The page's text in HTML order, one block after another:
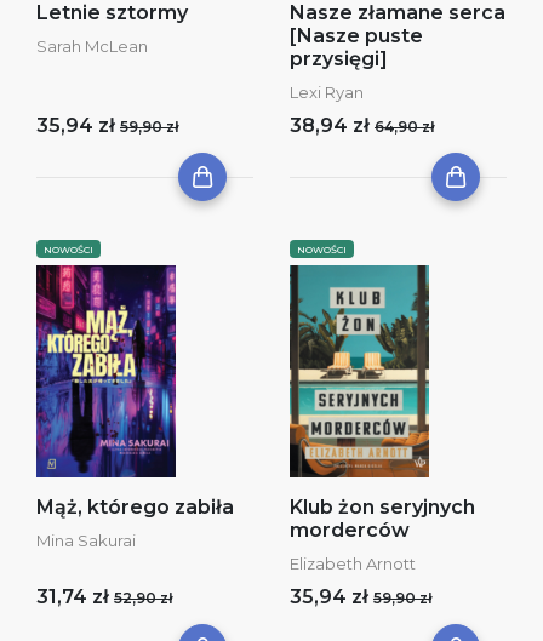
Letnie sztormy
Sarah McLean
35,94 zł 59,90 zł
Nasze złamane serca
[Nasze puste
przysięgi]
Lexi Ryan
38,94 zł 64,90 zł
NOWOŚCI
Mąż, którego zabiła
Mina Sakurai
31,74 zł 52,90 zł
NOWOŚCI
Klub żon seryjnych
morderców
Elizabeth Arnott
35,94 zł 59,90 zł